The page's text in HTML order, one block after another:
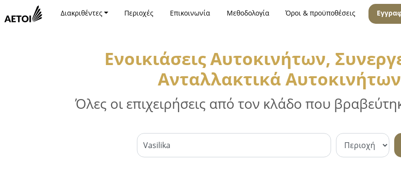
Διακριθέντες Περιοχές Επικοινωνία Μεθοδολογία Όροι & προϋποθέσεις
Ενοικιάσεις Αυτοκινήτων,
Ανταλλακτικά
Όλες οι επιχειρήσεις από τον κλάδο που